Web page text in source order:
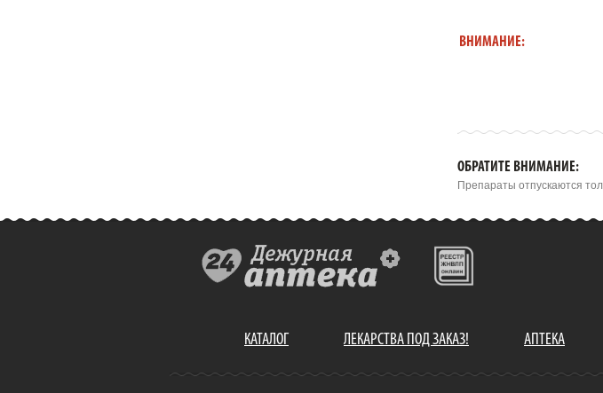
ВНИМАНИЕ:
ОБРАТИТЕ ВНИМАНИЕ:
Препараты отпускаются
КАТАЛОГ ЛЕКАРСТВА ПОД ЗАКАЗ! АПТЕКА